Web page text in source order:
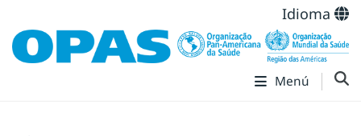
Idioma
Menú